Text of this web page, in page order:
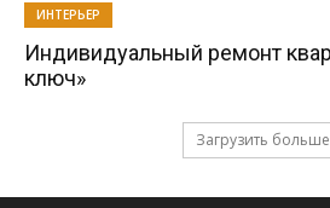
ИНТЕРЬЕР
Индивидуальный ремонт
ключ»
Загрузить больше